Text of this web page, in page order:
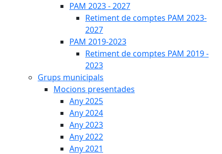
PAM 2023 - 2027
Retiment de comptes PAM 2023-
2027
PAM 2019-2023
Retiment de comptes PAM 2019 -
2023
Grups municipals
Mocions presentades
Any 2025
Any 2024
Any 2023
Any 2022
Any 2021